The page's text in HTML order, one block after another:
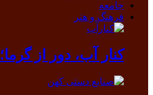
جامعه
فرهنگ و هنر
کنار آب، دور از گرما؛ ۶ مقصد آبی در تعطیلات مرداد